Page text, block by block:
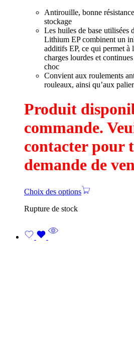
Antirouille, bonne
stockage
Les huiles de base utilisées
Lithium EP combinent un
additifs EP, ce qui permet à
charges lourdes et
choc
Convient aux roulements
rouleaux, ainsi qu’aux
Produit
commande.
contacter pour
demande de
Choix des options
Rupture de stock